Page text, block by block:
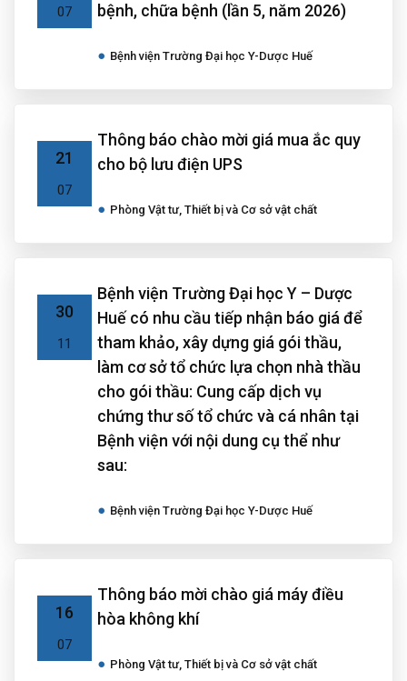
07
bệnh, chữa bệnh (lần 5, năm 2026)
Bệnh viện Trường Đại học Y-Dược Huế
21
07
Thông báo chào mời giá mua ắc quy
cho bộ lưu điện UPS
Phòng Vật tư, Thiết bị và Cơ sở vật chất
30
11
Bệnh viện Trường Đại học Y – Dược
Huế có nhu cầu tiếp nhận báo giá để
tham khảo, xây dựng giá gói thầu,
làm cơ sở tổ chức lựa chọn nhà thầu
cho gói thầu: Cung cấp dịch vụ
chứng thư số tổ chức và cá nhân tại
Bệnh viện với nội dung cụ thể như
sau:
Bệnh viện Trường Đại học Y-Dược Huế
16
07
Thông báo mời chào giá máy điều
hòa không khí
Phòng Vật tư, Thiết bị và Cơ sở vật chất